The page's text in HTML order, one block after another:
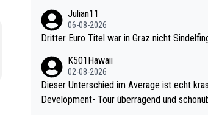
Julian11
06-08-2026
Dritter Euro Titel war in Graz nicht
K501Hawaii
02-08-2026
Dieser Unterschied im Average ist echt krass! 111+ ist für
Development- Tour überragend und